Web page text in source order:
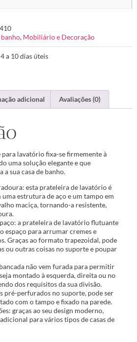
banho, Mobiliário e Decoração
a 10 dias úteis
adicional Avaliações (0)
lavatório fixa-se firmemente à
uma solução elegante e que
a sua casa de banho.
esta prateleira de lavatório é
estrutura de aço e um tampo em
maciça, tornando-a resistente,
a prateleira de lavatório flutuante
espaço para arrumar cremes e
Graças ao formato trapezoidal, pode
ou outras coisas no suporte e poupar
não vem furada para permitir
montado à esquerda, direita ou no
dos requisitos da sua divisão.
pré-perfurados no suporte, pode ser
com o tampo e fixado na parede.
graças ao seu design moderno,
para vários tipos de casas de